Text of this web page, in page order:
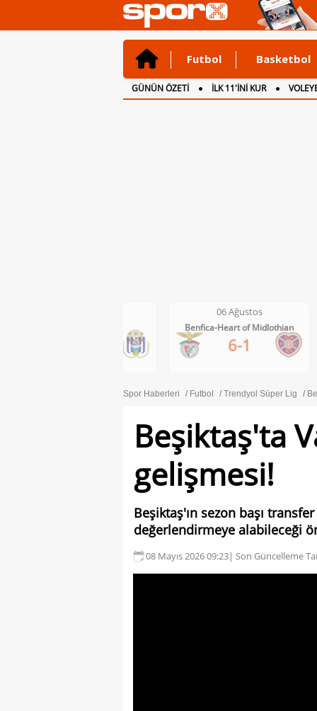
Futbol Basketbol
GÜNÜN ÖZETİ İLK 11'İNİ KUR
CANLI ANLATIM
İNGİLTERE
<
Benfica-Heart of Midlothian
06 Ağustos
FC Inter Turku-FC Vaduz
2-1
Spor Haberleri Futbol Trendyol Süper Lig
Beşiktaş'ta
gelişmesi!
Beşiktaş'ın sezon başı
değerlendirmeye alabileceği
08 Mayıs 2026 09:23| Son Güncelleme